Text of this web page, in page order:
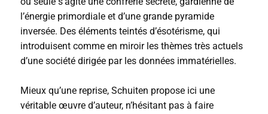
l’énergie primordiale et d’une grande pyramide
inversée. Des éléments teintés d’ésotérisme, qui
introduisent comme en miroir les thèmes très actuels
d’une société dirigée par les données immatérielles.
Mieux qu’une reprise, Schuiten propose ici une
véritable œuvre d’auteur, n’hésitant pas à faire